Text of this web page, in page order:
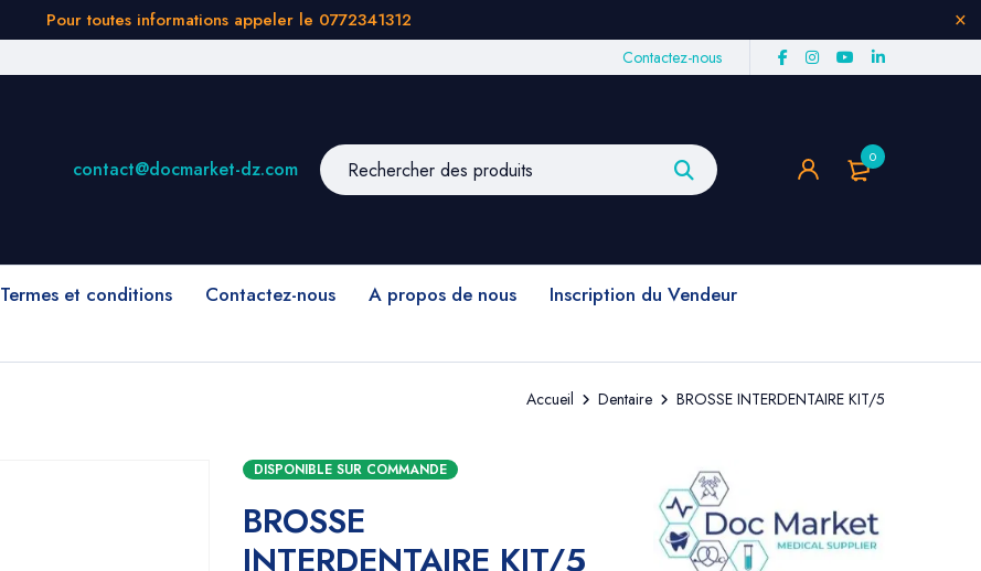
Pour toutes informations appeler le 0772341312
Contactez-nous
0
contact@docmarket-dz.com
Termes et conditions Contactez-nous A propos de nous
Inscription du Vendeur
Accueil Dentaire BROSSE INTERDENTAIRE KIT/5
DISPONIBLE SUR COMMANDE
BROSSE
INTERDENTAIRE KIT/5